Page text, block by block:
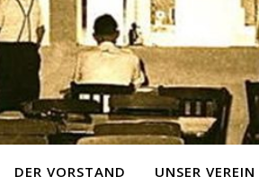
DER VORSTAND UNSER VEREIN